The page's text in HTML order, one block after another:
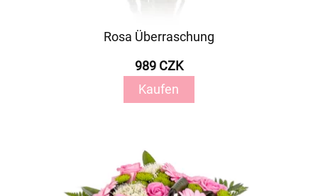
Rosa Überraschung
989 CZK
Kaufen